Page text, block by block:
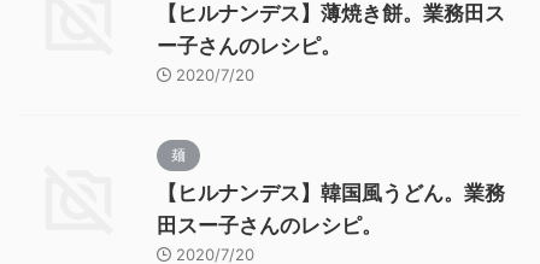
【ヒルナンデス】薄焼き餅。業務田ス
ー子さんのレシピ。
2020/7/20
麺
【ヒルナンデス】韓国風うどん。業務
田スー子さんのレシピ。
2020/7/20